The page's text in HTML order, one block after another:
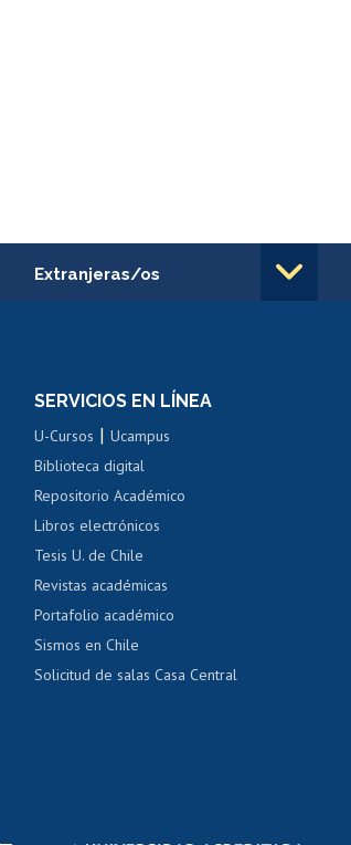
Extranjeras/os
Cursos de español
Denuncias administrativas
SERVICIOS EN LÍNEA
U-Cursos |Ucampus
Biblioteca digital
Repositorio Académico
Libros electrónicos
Tesis U. de Chile
Revistas académicas
Portafolio académico
Sismos en Chile
Solicitud de salas Casa Central